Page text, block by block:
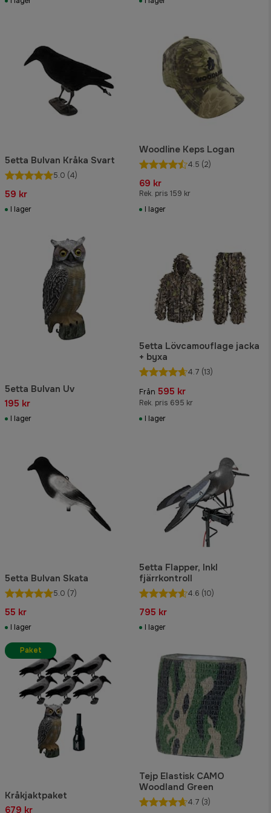
5etta Bulvan Kråka Svart
5.0 (4)
59 kr
I lager
Woodline Keps Logan
4.5 (2)
69 kr
Rek. pris 159 kr
I lager
5etta Bulvan Uv
195 kr
I lager
5etta Lövcamouflage jacka
+ byxa
4.7 (13)
Från 595 kr
Rek. pris 695 kr
I lager
5etta Bulvan Skata
5.0 (7)
55 kr
I lager
5etta Flapper, Inkl
fjärrkontroll
4.6 (10)
795 kr
I lager
Kråkjaktpaket
679 kr
Paket
Tejp Elastisk CAMO
Woodland Green
4.7 (3)